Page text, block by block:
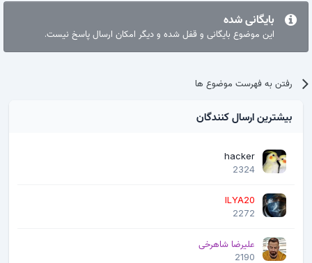
بایگانی شده
این موضوع بایگانی و قفل شده و دیگر امکان ارسال پاسخ نیست.
رفتن به فهرست موضوع ها
بیشترین ارسال کنندگان
hacker
2324
ILYA20
2272
علیرضا شاهرخی
2190